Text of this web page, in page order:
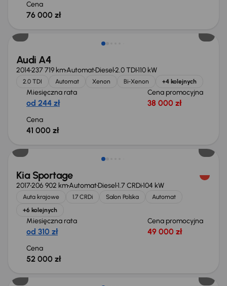
Cena
76 000 zł
Audi A4
2014237 719 kmAutomatDiesel2.0 TDI110 kW
2.0 TDI Automat Xenon Bi-Xenon +4 kolejnych
Miesięczna rata
od 244 zł
Cena promocyjna
38 000 zł
Cena
41 000 zł
Kia Sportage
2017206 902 kmAutomatDiesel1.7 CRDi104 kW
Auta krajowe 1.7 CRDi Salon Polska
Automat
+6 kolejnych
Miesięczna rata
od 310 zł
Cena promocyjna
49 000 zł
Cena
52 000 zł
Możliwość odliczenia VAT